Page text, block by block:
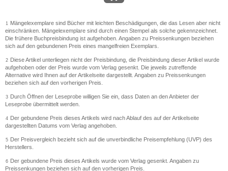
1 Mängelexemplare sind Bücher mit leichten Beschädigungen, die das Lesen aber nicht
einschränken. Mängelexemplare sind durch einen Stempel als solche gekennzeichnet.
Die frühere Buchpreisbindung ist aufgehoben. Angaben zu Preissenkungen beziehen
sich auf den gebundenen Preis eines mangelfreien Exemplars.
2
Diese Artikel unterliegen nicht der Preisbindung, die Preisbindung dieser Artikel wurde
aufgehoben oder der Preis wurde vom Verlag gesenkt. Die jeweils zutreffende
Alternative wird Ihnen auf der Artikelseite dargestellt. Angaben zu Preissenkungen
beziehen sich auf den vorherigen Preis.
3
Durch Öffnen der Leseprobe willigen Sie ein, dass Daten an den Anbieter der
Leseprobe übermittelt werden.
4
Der gebundene Preis dieses Artikels wird nach Ablauf des auf der Artikelseite
dargestellten Datums vom Verlag angehoben.
5
Der Preisvergleich bezieht sich auf die unverbindliche Preisempfehlung (UVP) des
Herstellers.
6
Der gebundene Preis dieses Artikels wurde vom Verlag gesenkt. Angaben zu
Preissenkungen beziehen sich auf den vorherigen Preis.